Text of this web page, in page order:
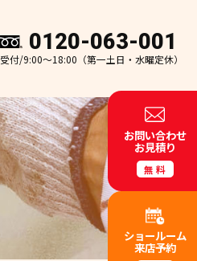
0120-063-001
受付/9:00～18:00（第一土日・水曜定休）
お問い合わせ
お見積り
無料
ショールーム
来店予約